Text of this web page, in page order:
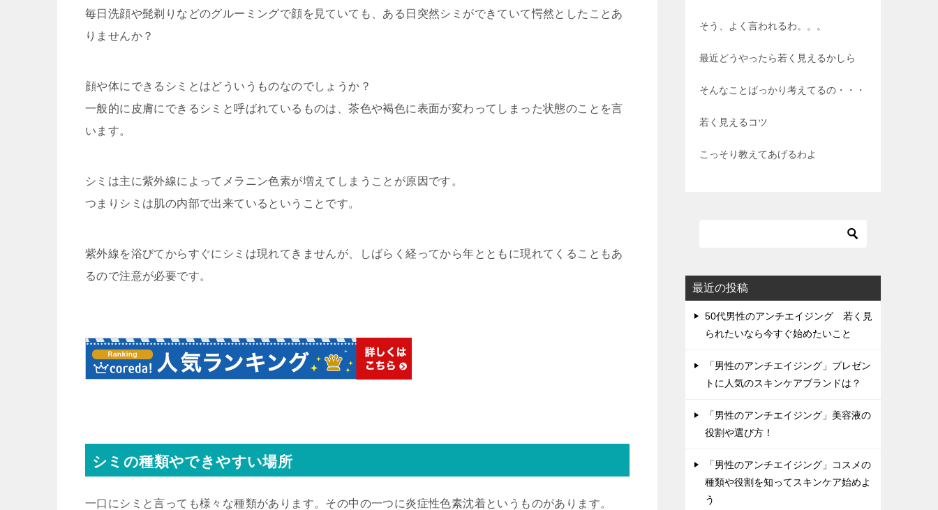
毎日洗顔や髭剃りなどのグルーミングで顔を見ていても、ある日突然シミができていて愕然としたことあ
りませんか？
顔や体にできるシミとはどういうものなのでしょうか？
一般的に皮膚にできるシミと呼ばれているものは、茶色や褐色に表面が変わってしまった状態のことを言
います。
シミは主に紫外線によってメラニン色素が増えてしまうことが原因です。
つまりシミは肌の内部で出来ているということです。
紫外線を浴びてからすぐにシミは現れてきませんが、しばらく経ってから年とともに現れてくることもあ
るので注意が必要です。
シミの種類やできやすい場所
一口にシミと言っても様々な種類があります。その中の一つに炎症性色素沈着というものがあります。
そう、よく言われるわ。。。
最近どうやったら若く見えるかしら
そんなことばっかり考えてるの・・・
若く見えるコツ
こっそり教えてあげるわよ
最近の投稿
50代男性のアンチエイジング 若く見
られたいなら今すぐ始めたいこと
「男性のアンチエイジング」プレゼン
トに人気のスキンケアブランドは？
「男性のアンチエイジング」美容液の
役割や選び方！
「男性のアンチエイジング」コスメの
種類や役割を知ってスキンケア始めよ
う